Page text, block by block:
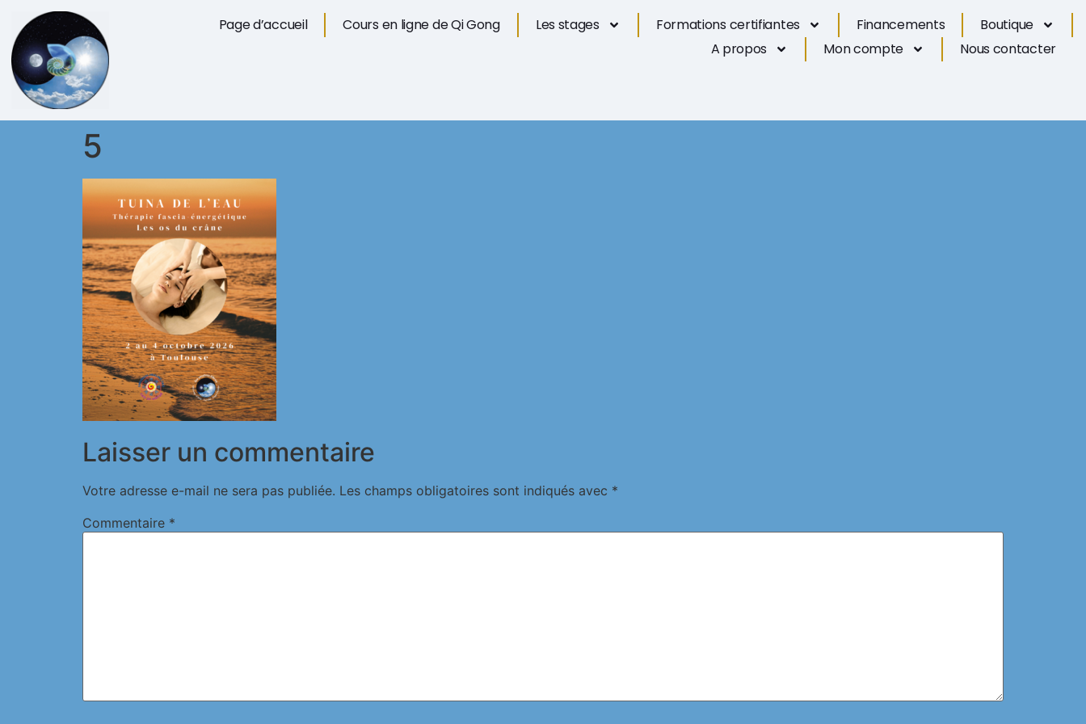
Page d’accueil Cours en ligne de Qi Gong Les stages Formations certifiantes Financements
Boutique
A propos
Mon compte Nous contacter
5
Laisser un commentaire
Votre adresse e-mail ne sera pas publiée. Les champs obligatoires sont indiqués avec *
Commentaire *